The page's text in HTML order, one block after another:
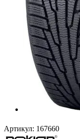
Артикул: 167660